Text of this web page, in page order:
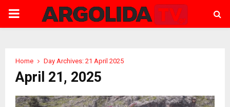
PRIMARY
Home Day Archives: 21 April 2025
April 21, 2025